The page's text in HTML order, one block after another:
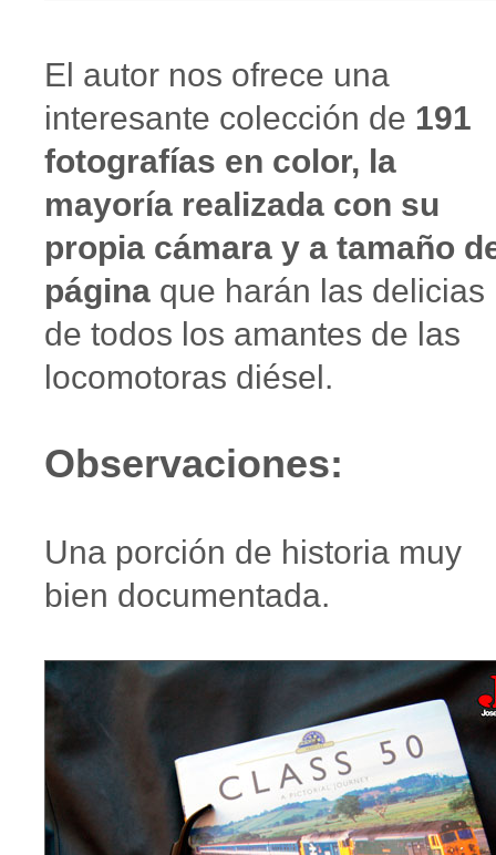
El autor nos ofrece una
interesante colección de 191
fotografías en color, la
mayoría realizada con su
propia cámara y a tamaño
página que harán las delicias
de todos los amantes de las
locomotoras diésel.
Observaciones:
Una porción de historia muy
bien documentada.